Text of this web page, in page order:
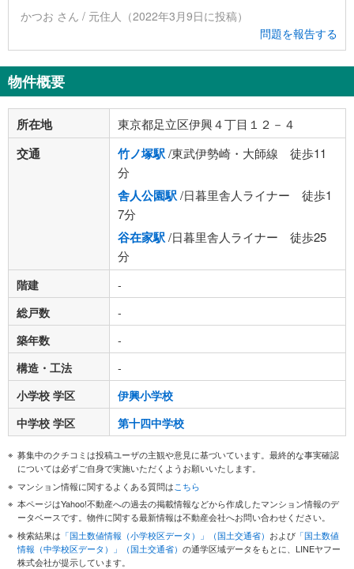
かつお さん / 元住人（2022年3月9日に投稿）
問題を報告する
物件概要
所在地 東京都足立区伊興４丁目１２－４
交通 竹ノ塚駅/東武伊勢崎・大師線 徒歩11
分
舎人公園駅/日暮里舎人ライナー 徒歩1
7分
谷在家駅/日暮里舎人ライナー 徒歩25
分
階建
-
総戸数
-
築年数
-
構造・工法
-
小学校 学区
伊興小学校
中学校 学区
第十四中学校
募集中のクチコミは投稿ユーザの主観や意見に基づいています。最終的な事実確認
については必ずご自身で実施いただくようお願いいたします。
マンション情報に関するよくある質問はこちら
本ページはYahoo!不動産への過去の掲載情報などから作成したマンション情報のデ
ータベースです。物件に関する最新情報は不動産会社へお問い合わせください。
検索結果は 「国土数値情報（小学校区データ）」（国土交通省） および 「国土数値
情報（中学校区データ）」（国土交通省） の通学区域データをもとに、LINEヤフー
株式会社が提示しています。